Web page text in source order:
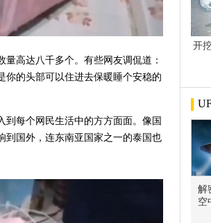
高达八千多个。有些网友调侃道：
你的头部可以住进去保暖睡个安稳的
每个网民生活中的方方面面。像国
到国外，连东南亚国家之一的泰国也
开
解
空